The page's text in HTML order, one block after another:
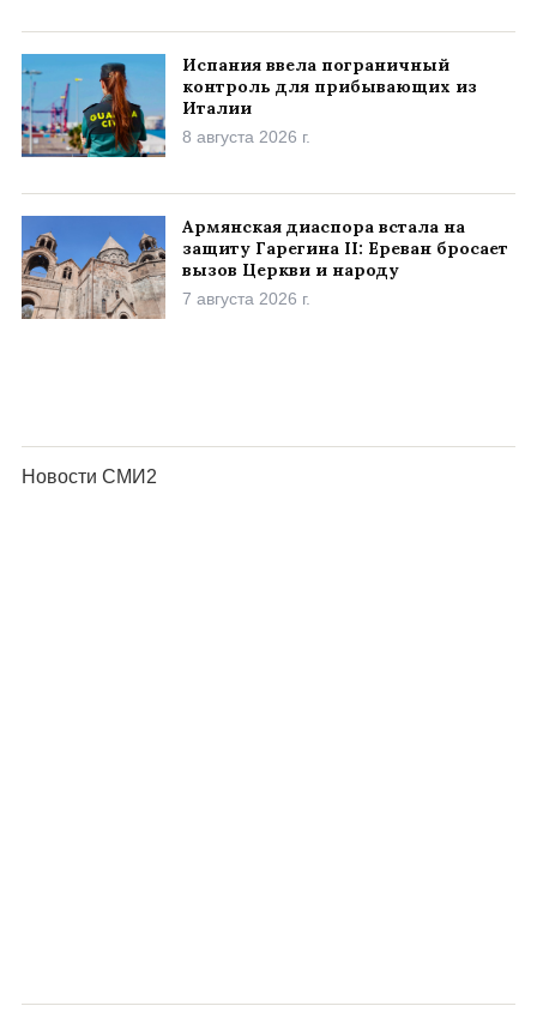
Испания ввела пограничный
контроль для прибывающих из
Италии
8 августа 2026 г.
Армянская диаспора встала на
защиту Гарегина II: Ереван бросает
вызов Церкви и народу
7 августа 2026 г.